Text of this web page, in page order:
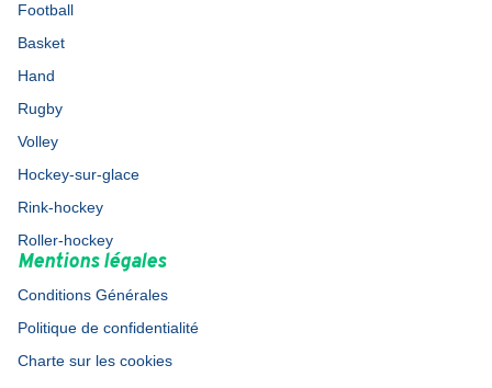
Football
Basket
Hand
Rugby
Volley
Hockey-sur-glace
Rink-hockey
Roller-hockey
Mentions légales
Conditions Générales
Politique de confidentialité
Charte sur les cookies